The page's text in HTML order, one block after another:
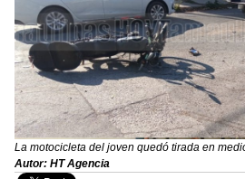
La motocicleta del joven quedó tirada en
Autor: HT Agencia